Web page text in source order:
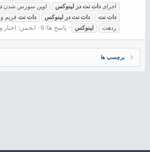
اجرایداتنتدر لینوکس اوپن سورس شدن
داتنت داتنتدر لینوکس داتنت فریم
ردهت
لینوکس پاسخ ها: 6 انجمن:
برچسپ ها